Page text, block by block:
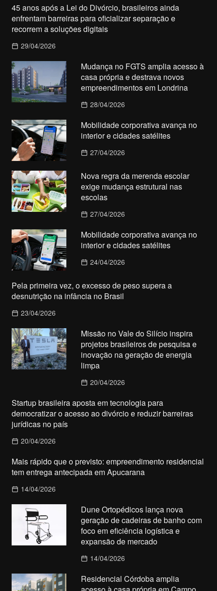
45 anos após a Lei do Divórcio, brasileiros ainda
enfrentam barreiras para oficializar separação e
recorrem a soluções digitais
29/04/2026
Mudança no FGTS amplia acesso à
casa própria e destrava novos
empreendimentos em Londrina
28/04/2026
Mobilidade corporativa avança no
interior e cidades satélites
27/04/2026
Nova regra da merenda escolar
exige mudança estrutural nas
escolas
27/04/2026
Mobilidade corporativa avança no
interior e cidades satélites
24/04/2026
Pela primeira vez, o excesso de peso supera a
desnutrição na infância no Brasil
23/04/2026
Missão no Vale do Silício inspira
projetos brasileiros de pesquisa e
inovação na geração de energia
limpa
20/04/2026
Startup brasileira aposta em tecnologia para
democratizar o acesso ao divórcio e reduzir barreiras
jurídicas no país
20/04/2026
Mais rápido que o previsto: empreendimento residencial
tem entrega antecipada em Apucarana
14/04/2026
Dune Ortopédicos lança nova
geração de cadeiras de banho com
foco em eficiência logística e
expansão de mercado
14/04/2026
Residencial Córdoba amplia